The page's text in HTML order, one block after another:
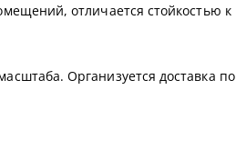
отличается стойкостью к
Организуется доставка по